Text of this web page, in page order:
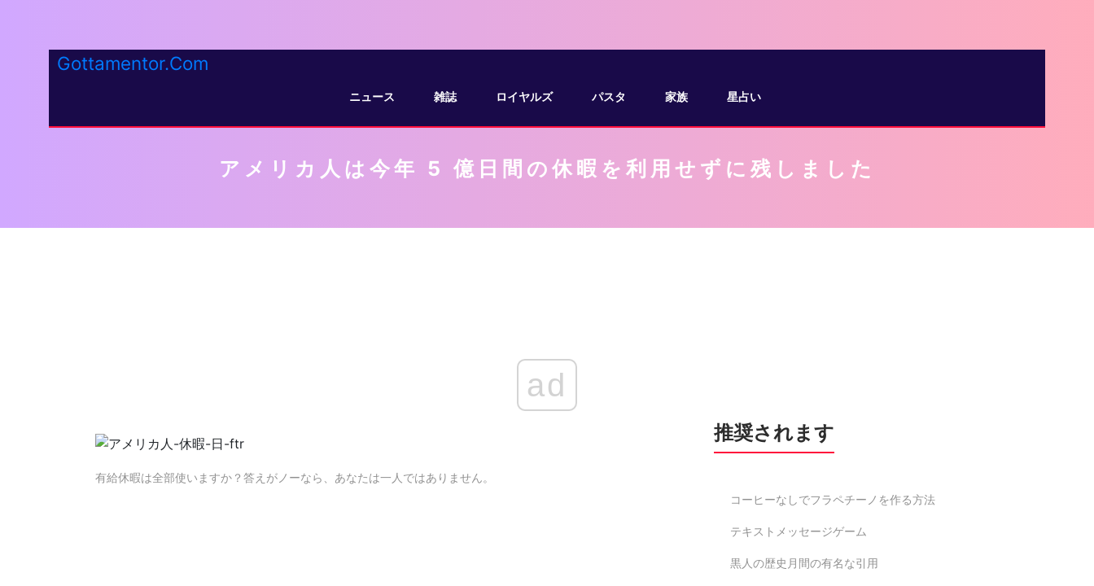
Gottamentor.Com
ニュース 雑誌 ロイヤルズ パスタ 家族 星占い
アメリカ人は今年 5 億日間の休暇を利用せずに残しました
ad
有給休暇は全部使いますか？答えがノーなら、あなたは一人ではありません。
推奨されます
コーヒーなしでフラペチーノを作る方法
テキストメッセージゲーム
黒人の歴史月間の有名な引用